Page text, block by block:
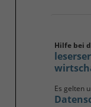
Hilfe bei
Es gelten